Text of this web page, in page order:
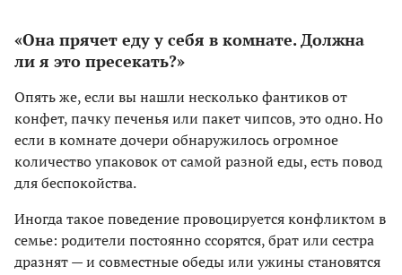
«Она прячет еду у себя в комнате. Должна
ли я это пресекать?»
Опять же, если вы нашли несколько фантиков от
конфет, пачку печенья или пакет чипсов, это одно. Но
если в комнате дочери обнаружилось огромное
количество упаковок от самой разной еды, есть повод
для беспокойства.
Иногда такое поведение провоцируется конфликтом в
семье: родители постоянно ссорятся, брат или сестра
дразнят — и совместные обеды или ужины становятся